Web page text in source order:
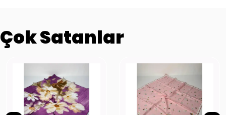
Çok Satanlar